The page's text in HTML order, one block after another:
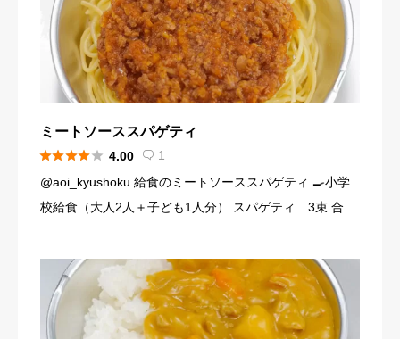
ミートソーススパゲティ
 4.00  1
@aoi_kyushoku 給食のミートソーススパゲティ 🍳小学
校給食（大人2人＋子ども1人分） スパゲティ…3束 合い
（120g） にんにくチューブ…少々（1 […]